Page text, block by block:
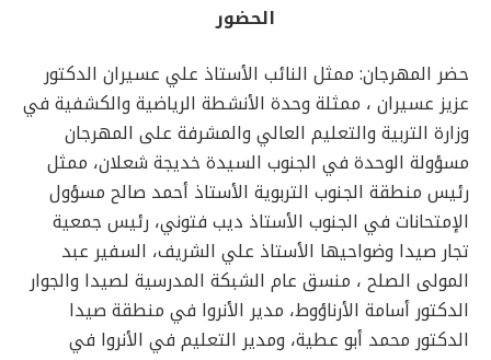
الحضور
حضر المهرجان: ممثل النائب الأستاذ علي عسيران الدكتور
عزيز عسيران ، ممثلة وحدة الأنشطة الرياضية والكشفية في
وزارة التربية والتعليم العالي والمشرفة على المهرجان
مسؤولة الوحدة في الجنوب السيدة خديجة شعلان، ممثل
رئيس منطقة الجنوب التربوية الأستاذ أحمد صالح مسؤول
الإمتحانات في الجنوب الأستاذ ديب فتوني، رئيس جمعية
تجار صيدا وضواحيها الأستاذ علي الشريف، السفير عبد
المولى الصلح ، منسق عام الشبكة المدرسية لصيدا والجوار
الدكتور أسامة الأرناؤوط، مدير الأنروا في منطقة صيدا
الدكتور محمد أبو عطية، ومدير التعليم في الأنروا في